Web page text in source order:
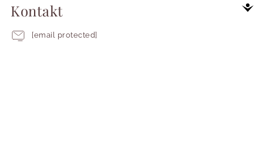
Kontakt
[email protected]